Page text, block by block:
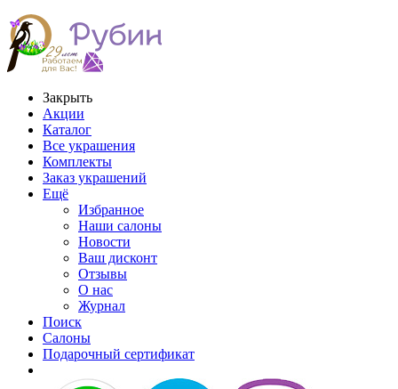
Закрыть
Акции
Каталог
Все украшения
Комплекты
Заказ украшений
Ещё
Избранное
Наши салоны
Новости
Ваш дисконт
Отзывы
О нас
Журнал
Поиск
Салоны
Подарочный сертификат